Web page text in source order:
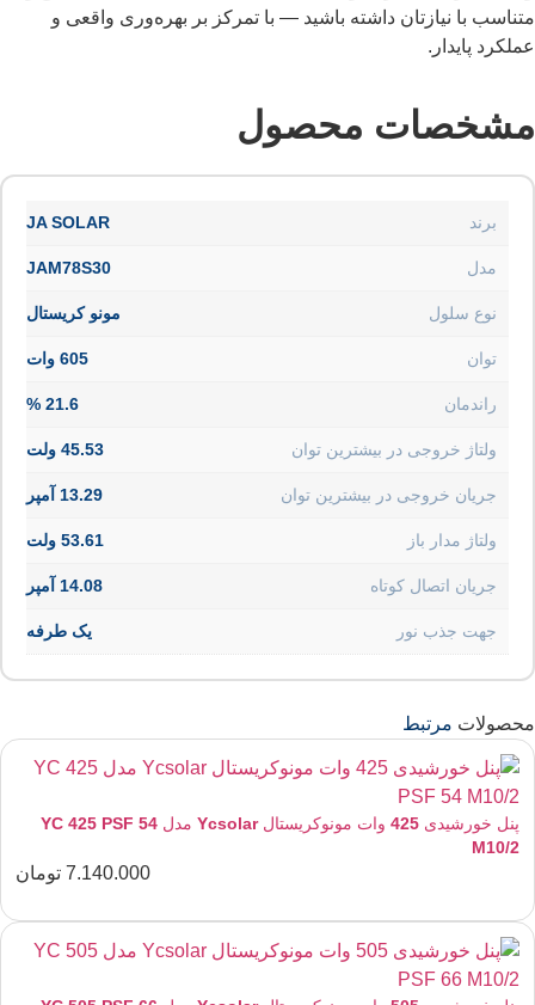
متناسب با نیازتان داشته باشید — با تمرکز بر بهره‌وری واقعی و
عملکرد پایدار.
مشخصات محصول
برند JA SOLAR
مدل JAM78S30
نوع سلول مونو کریستال
توان 605 وات
راندمان 21.6 %
ولتاژ خروجی در بیشترین توان 45.53 ولت
جریان خروجی در بیشترین توان 13.29 آمپر
ولتاژ مدار باز 53.61 ولت
جریان اتصال کوتاه 14.08 آمپر
جهت جذب نور یک طرفه
محصولات مرتبط
پنل خورشیدی 425 وات مونوکریستال Ycsolar مدل YC 425 PSF 54
M10/2
7.140.000 تومان